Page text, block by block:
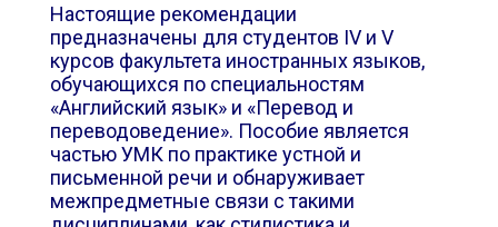
Настоящие рекомендации
предназначены для студентов IV и V
курсов факультета иностранных языков,
обучающихся по специальностям
«Английский язык» и «Перевод и
переводоведение». Пособие является
частью УМК по практике устной и
письменной речи и обнаруживает
межпредметные связи с такими